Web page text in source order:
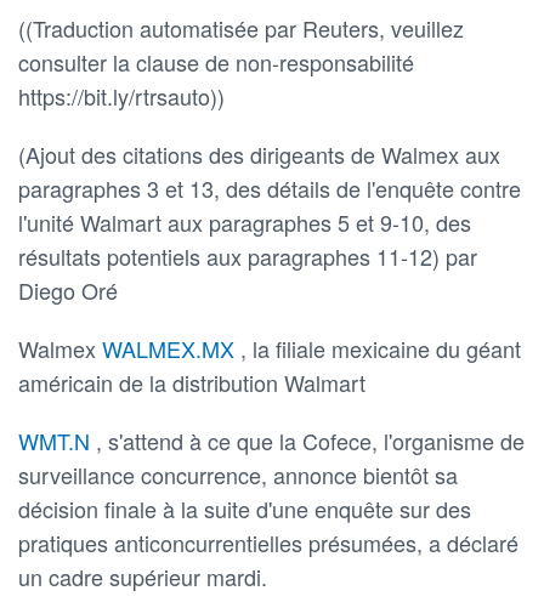
((Traduction automatisée par Reuters, veuillez
consulter la clause de non-responsabilité
https://bit.ly/rtrsauto))
(Ajout des citations des dirigeants de Walmex aux
paragraphes 3 et 13, des détails de l'enquête contre
l'unité Walmart aux paragraphes 5 et 9-10, des
résultats potentiels aux paragraphes 11-12) par
Diego Oré
WalmexWALMEX.MX , la filiale mexicaine du géant
américain de la distribution Walmart
WMT.N , s'attend à ce que la Cofece, l'organisme de
surveillance concurrence, annonce bientôt sa
décision finale à la suite d'une enquête sur des
pratiques anticoncurrentielles présumées, a déclaré
un cadre supérieur mardi.